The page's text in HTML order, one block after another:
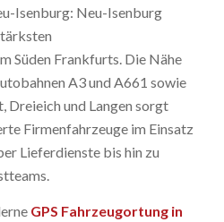
Isenburg: Neu-Isenburg
Süden Frankfurts. Die Nähe
A3 und A661 sowie
Dreieich und Langen sorgt
Firmenfahrzeuge im Einsatz
Lieferdienste bis hin zu
GPS Fahrzeugortung in